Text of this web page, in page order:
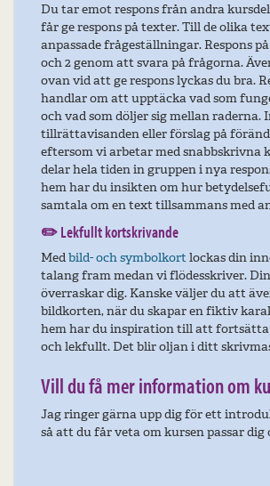
Du tar emot respons från andra
får ge respons på texter. Till de olika
anpassade frågeställningar. Respons
och 2 genom att svara på frågorna.
ovan vid att ge respons lyckas du bra.
handlar om att upptäcka vad som
och vad som döljer sig mellan raderna.
tillrättavisanden eller förslag på
eftersom vi arbetar med snabbskrivna
delar hela tiden in gruppen i nya
hem har du insikten om hur
samtala om en text tillsammans med
✏️Lekfullt kortskrivande
Medbild- och symbolkortlockas din
talang fram medan vi flödesskriver.
överraskar dig. Kanske väljer du att
bildkorten, när du skapar en fiktiv
hem har du inspiration till att
och lekfullt. Det blir oljan i ditt
Vill du få mer information om
Jag ringer gärna upp dig för ett
så att du får veta om kursen passar dig